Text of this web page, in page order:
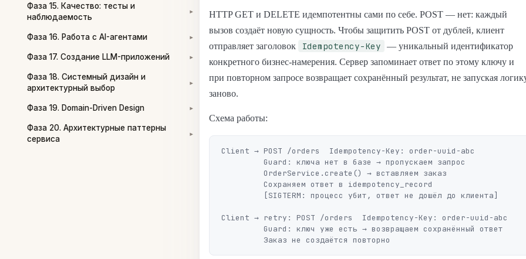
Фаза 15. Качество: тесты и
наблюдаемость
▾
Фаза 16. Работа с AI-агентами ▾
Фаза 17. Создание LLM-приложений ▾
Фаза 18. Системный дизайн и
архитектурный выбор
▾
Фаза 19. Domain-Driven Design ▾
Фаза 20. Архитектурные паттерны
сервиса
▾
HTTP GET и DELETE идемпотентны сами по себе. POST — нет: каждый
вызов создаёт новую сущность. Чтобы защитить POST от дублей, клиент
отправляет заголовок
Idempotency-Key
— уникальный идентификатор
конкретного бизнес-намерения. Сервер запоминает ответ по этому ключу и
при повторном запросе возвращает сохранённый результат, не запуская
заново.
Схема работы:
Client → POST /orders  Idempotency-Key: order-uuid-abc
Client → retry: POST /orders  Idempotency-Key: order-uuid-abc